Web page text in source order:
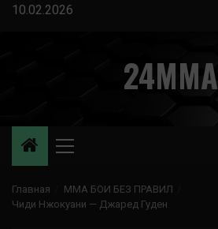
Перейти
10.02.2026
24MMA
Основное
Главная
ММА БОИ БЕЗ ПРАВИЛ
Чиди Нжокуани — Джаред Гуден